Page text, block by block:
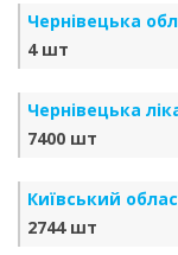
Чернівецька
4 шт
Чернівецька
7400 шт
Київський
2744 шт